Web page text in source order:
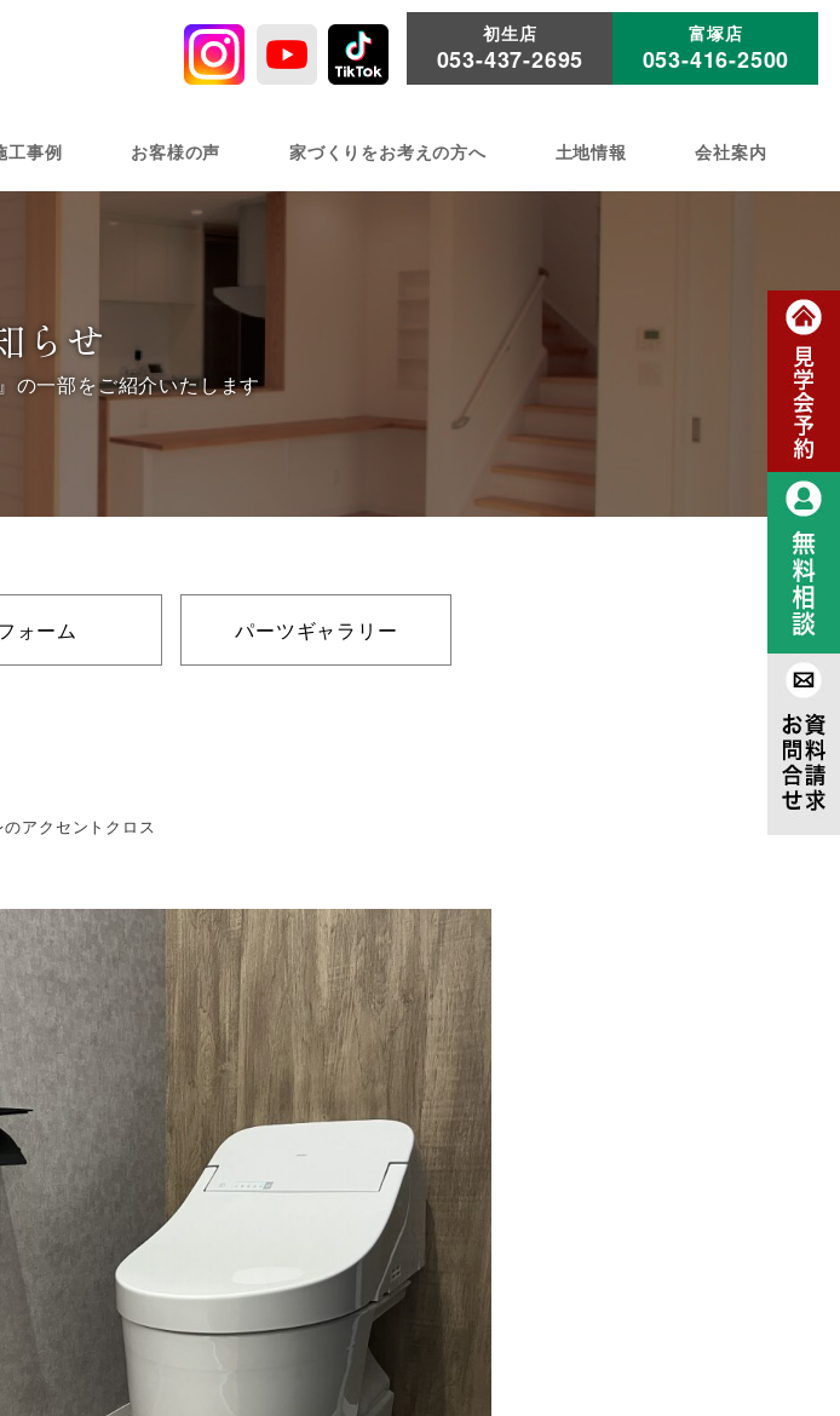
初生店
053-437-2695
富塚店
053-416-2500
工事例 お客様の声 家づくりをお考えの方へ 土地情報 会社案内
らせ
ォーム パーツギャラリー
のアクセントクロス